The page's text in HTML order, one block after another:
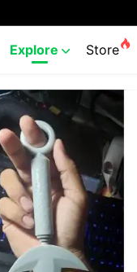
Explore  Store